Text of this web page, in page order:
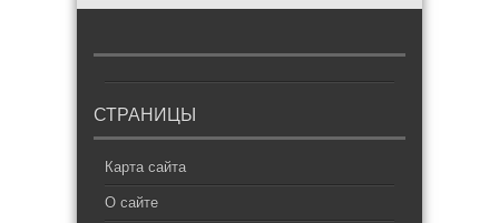
СТРАНИЦЫ
Карта сайта
О сайте